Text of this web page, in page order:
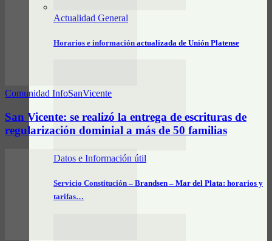
Actualidad General
Horarios e información actualizada de Unión Platense
Datos e Información útil
Servicio Constitución – Brandsen – Mar del Plata: horarios y
tarifas…
Comunidad InfoSanVicente
San Vicente: se realizó la entrega de escrituras de
regularización dominial a más de 50 familias